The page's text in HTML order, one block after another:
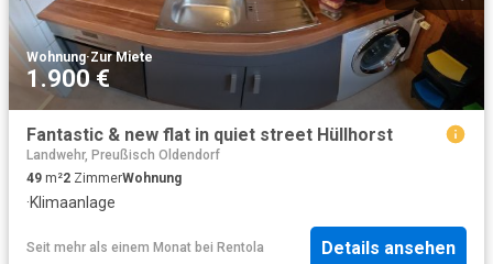
Wohnung·Zur Miete
1.900 €
Fantastic & new flat in quiet street Hüllhorst
Landwehr, Preußisch Oldendorf
49 m²2 ZimmerWohnung
·Klimaanlage
Seit mehr als einem Monat bei Rentola Details ansehen